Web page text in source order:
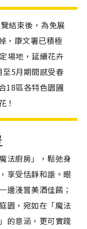
結束後，為免展
，康文署已積極
場地，延續花卉
5月期間感受春
18區各特色園圃
！
法廚房」，鬆弛身
享受恬靜和諧。眼
邊淺嘗美酒佳餚；
園，宛如在「魔法
的意涵，更可實踐